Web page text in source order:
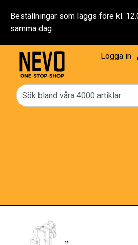
Beställningar som läggs före kl.
samma dag.
Logga in